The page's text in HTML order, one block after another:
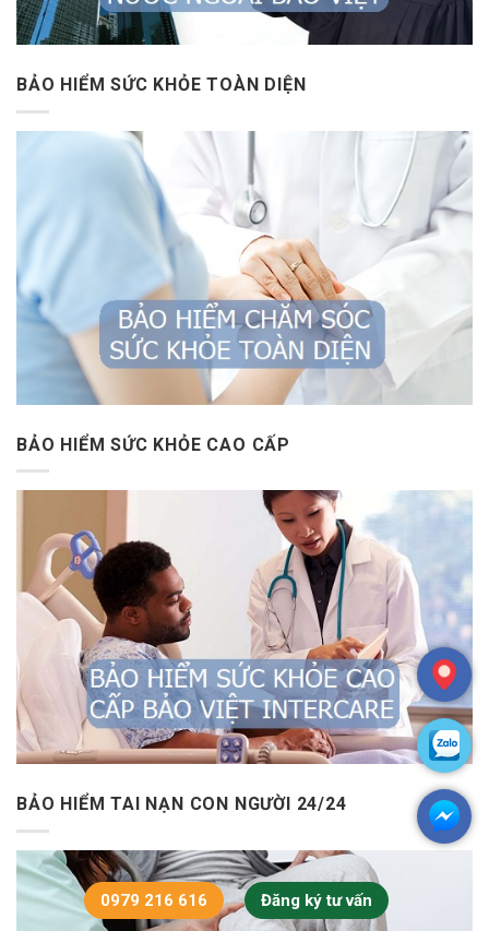
BẢO HIỂM SỨC KHỎE TOÀN DIỆN
BẢO HIỂM SỨC KHỎE CAO CẤP
BẢO HIỂM TAI NẠN CON NGƯỜI 24/24
0979 216 616 Đăng ký tư vấn